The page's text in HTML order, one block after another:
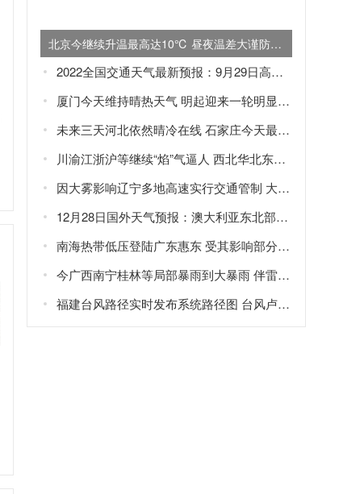
北京今继续升温最高达10℃ 昼夜温差大谨防感冒
2022全国交通天气最新预报：9月29日高速路况最新实时查询
厦门今天维持晴热天气 明起迎来一轮明显降水天气
未来三天河北依然晴冷在线 石家庄今天最高气温仅-3℃
川渝江浙沪等继续“焰”气逼人 西北华北东北新一轮强降雨在路上
因大雾影响辽宁多地高速实行交通管制 大雾橙色预警生效中
12月28日国外天气预报：澳大利亚东北部局地有大暴雨
南海热带低压登陆广东惠东 受其影响部分地区现暴雨大风
今广西南宁桂林等局部暴雨到大暴雨 伴雷暴大风等强对流
福建台风路径实时发布系统路径图 台风卢碧将生成或直接影响福建